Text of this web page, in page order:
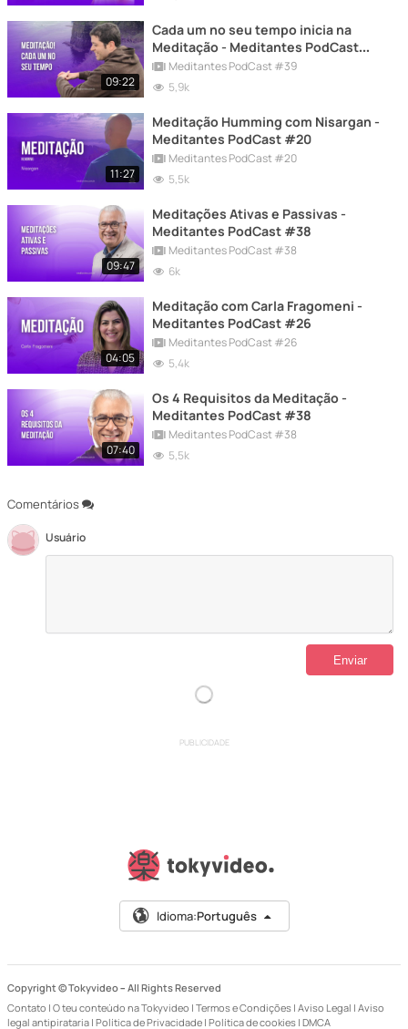
Comentários
Usuário
09:22
Cada um no seu tempo inicia na
Meditação - Meditantes PodCast
#39Meditantes PodCast #39
5,9k
11:27
Meditação Humming com Nisargan -
Meditantes PodCast #20
Meditantes PodCast #20
5,5k
09:47
Meditações Ativas e Passivas -
Meditantes PodCast #38
Meditantes PodCast #38
6k
04:05
Meditação com Carla Fragomeni -
Meditantes PodCast #26
Meditantes PodCast #26
5,4k
07:40
Os 4 Requisitos da Meditação -
Meditantes PodCast #38
Meditantes PodCast #38
5,5k
PUBLICIDADE
Idioma:Português
Copyright © Tokyvideo – All Rights Reserved
Contato | O teu conteúdo na Tokyvideo | Termos e Condições | Aviso Legal | Aviso
legal antipirataria | Política de Privacidade | Política de cookies | DMCA